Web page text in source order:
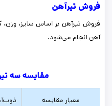
فروش تیرآهن
فروش تیرآهن بر اساس سایز، وزن،
آهن انجام می‌شود.
مقایسه سه
معیار مقایسه